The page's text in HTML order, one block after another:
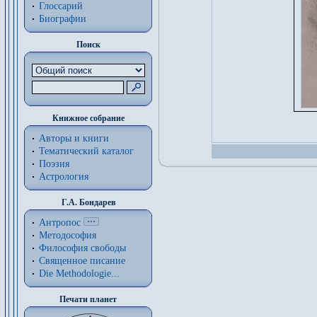
Глоссарий
Биографии
Поиск
Книжное собрание
Авторы и книги
Тематический каталог
Поэзия
Астрология
Г.А. Бондарев
Антропос
Методософия
Философия cвободы
Священное писание
Die Methodologie...
Печати планет